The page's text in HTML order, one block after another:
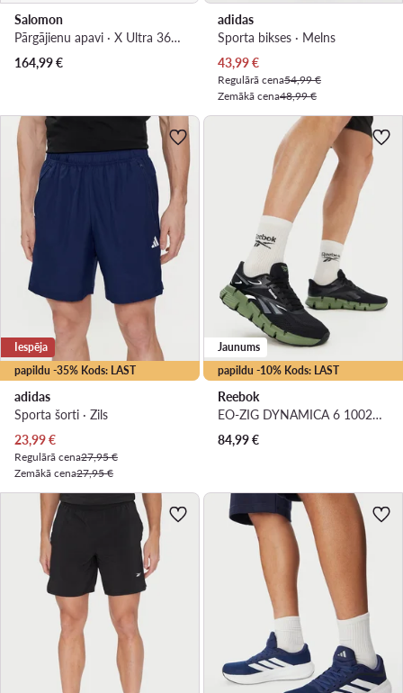
Salomon
Pārgājienu apavi · X Ultra 360 Leather Mid Gtx L49158300 · Brūns
164,99€
adidas
Sporta bikses · Melns
Pašreizējā cena
43,99€
Regulārā cena54,99 €
Zemākā cena48,99 €
papildu -35% Kods: LAST
Iespēja
adidas
Sporta šorti · Zils
Pašreizējā cena
23,99€
Regulārā cena27,95 €
Zemākā cena27,95 €
papildu -10% Kods: LAST
Jaunums
Reebok
EO-ZIG DYNAMICA 6 100263919 · Skriešanas apavi
84,99€